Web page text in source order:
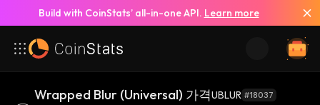
Build with CoinStats’ all-in-one API. Learn more
Wrapped Blur (Universal) 가격UBLUR #18037